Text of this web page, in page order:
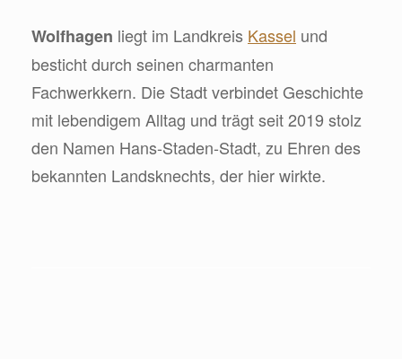
Wolfhagen liegt im Landkreis Kassel und
besticht durch seinen charmanten
Fachwerkkern. Die Stadt verbindet Geschichte
mit lebendigem Alltag und trägt seit 2019 stolz
den Namen Hans-Staden-Stadt, zu Ehren des
bekannten Landsknechts, der hier wirkte.